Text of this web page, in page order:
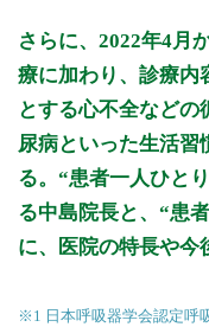
さらに、2022年4月
療に加わり、診療内
とする心不全など
尿病といった生活習
る。“患者一人ひと
る中島院長と、“患
に、医院の特長や今
※1 日本呼吸器学会認定